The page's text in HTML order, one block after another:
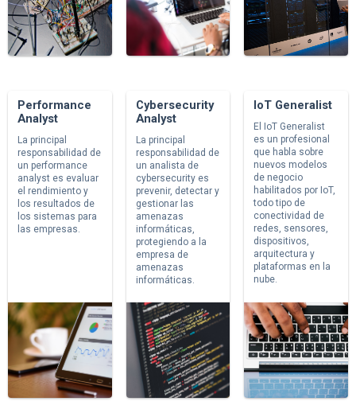
Performance
Analyst
La principal
responsabilidad de
un performance
analyst es evaluar
el rendimiento y
los resultados de
los sistemas para
las empresas.
Cybersecurity
Analyst
La principal
responsabilidad de
un analista de
cybersecurity es
prevenir, detectar y
gestionar las
amenazas
informáticas,
protegiendo a la
empresa de
amenazas
informáticas.
IoT Generalist
El IoT Generalist
es un profesional
que habla sobre
nuevos modelos
de negocio
habilitados por IoT,
todo tipo de
conectividad de
redes, sensores,
dispositivos,
arquitectura y
plataformas en la
nube.